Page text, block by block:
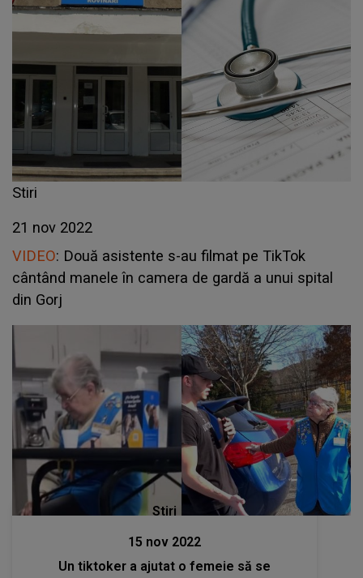
Stiri
21 nov 2022
VIDEO: Două asistente s-au filmat pe TikTok
cântând manele în camera de gardă a unui spital
din Gorj
Stiri
15 nov 2022
Un tiktoker a ajutat o femeie să se